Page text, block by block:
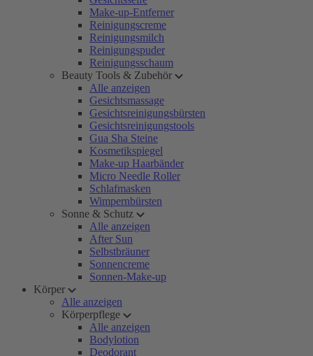
Make-up-Entferner
Reinigungscreme
Reinigungsmilch
Reinigungspuder
Reinigungsschaum
Beauty Tools & Zubehör
Alle anzeigen
Gesichtsmassage
Gesichtsreinigungsbürsten
Gesichtsreinigungstools
Gua Sha Steine
Kosmetikspiegel
Make-up Haarbänder
Micro Needle Roller
Schlafmasken
Wimpernbürsten
Sonne & Schutz
Alle anzeigen
After Sun
Selbstbräuner
Sonnencreme
Sonnen-Make-up
Körper
Alle anzeigen
Körperpflege
Alle anzeigen
Bodylotion
Deodorant